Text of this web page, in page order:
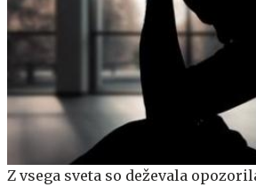
Z vsega sveta so deževala